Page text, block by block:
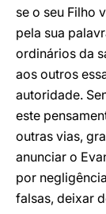
se o seu Filho
pela sua
ordinários da
aos outros
autoridade.
este
outras vias,
anunciar o
por
falsas, deixar